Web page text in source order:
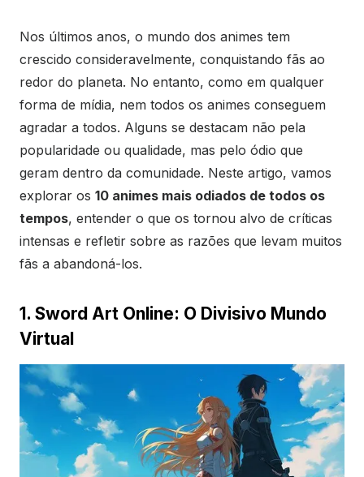
Nos últimos anos, o mundo dos animes tem
crescido consideravelmente, conquistando fãs ao
redor do planeta. No entanto, como em qualquer
forma de mídia, nem todos os animes conseguem
agradar a todos. Alguns se destacam não pela
popularidade ou qualidade, mas pelo ódio que
geram dentro da comunidade. Neste artigo, vamos
explorar os 10 animes mais odiados de todos os
tempos, entender o que os tornou alvo de críticas
intensas e refletir sobre as razões que levam muitos
fãs a abandoná-los.
1. Sword Art Online: O Divisivo Mundo
Virtual